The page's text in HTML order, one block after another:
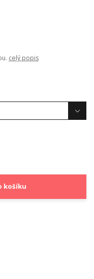
celý popis
košíku